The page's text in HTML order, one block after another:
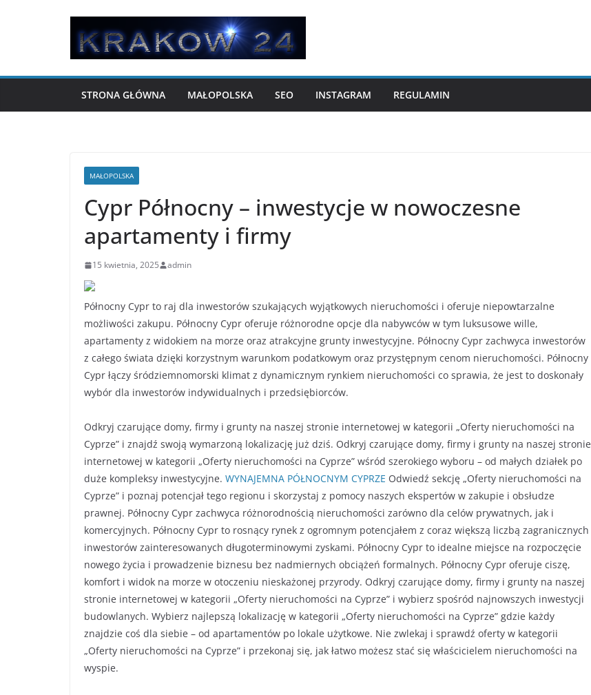
STRONA GŁÓWNA MAŁOPOLSKA SEO INSTAGRAM REGULAMIN
MAŁOPOLSKA
Cypr Północny – inwestycje w nowoczesne
apartamenty i firmy
15 kwietnia, 2025 admin
Północny Cypr to raj dla inwestorów szukających wyjątkowych nieruchomości i oferuje niepowtarzalne
możliwości zakupu. Północny Cypr oferuje różnorodne opcje dla nabywców w tym luksusowe wille,
apartamenty z widokiem na morze oraz atrakcyjne grunty inwestycyjne. Północny Cypr zachwyca inwestorów
z całego świata dzięki korzystnym warunkom podatkowym oraz przystępnym cenom nieruchomości. Północny
Cypr łączy śródziemnomorski klimat z dynamicznym rynkiem nieruchomości co sprawia, że jest to doskonały
wybór dla inwestorów indywidualnych i przedsiębiorców.
Odkryj czarujące domy, firmy i grunty na naszej stronie internetowej w kategorii „Oferty nieruchomości na
Cyprze” i znajdź swoją wymarzoną lokalizację już dziś. Odkryj czarujące domy, firmy i grunty na naszej stronie
internetowej w kategorii „Oferty nieruchomości na Cyprze” wśród szerokiego wyboru – od małych działek po
duże kompleksy inwestycyjne. WYNAJEMNA PÓŁNOCNYM CYPRZE Odwiedź sekcję „Oferty nieruchomości na
Cyprze” i poznaj potencjał tego regionu i skorzystaj z pomocy naszych ekspertów w zakupie i obsłudze
prawnej. Północny Cypr zachwyca różnorodnością nieruchomości zarówno dla celów prywatnych, jak i
komercyjnych. Północny Cypr to rosnący rynek z ogromnym potencjałem z coraz większą liczbą zagranicznych
inwestorów zainteresowanych długoterminowymi zyskami. Północny Cypr to idealne miejsce na rozpoczęcie
nowego życia i prowadzenie biznesu bez nadmiernych obciążeń formalnych. Północny Cypr oferuje ciszę,
komfort i widok na morze w otoczeniu nieskażonej przyrody. Odkryj czarujące domy, firmy i grunty na naszej
stronie internetowej w kategorii „Oferty nieruchomości na Cyprze” i wybierz spośród najnowszych inwestycji
budowlanych. Wybierz najlepszą lokalizację w kategorii „Oferty nieruchomości na Cyprze” gdzie każdy
znajdzie coś dla siebie – od apartamentów po lokale użytkowe. Nie zwlekaj i sprawdź oferty w kategorii
„Oferty nieruchomości na Cyprze” i przekonaj się, jak łatwo możesz stać się właścicielem nieruchomości na
wyspie.